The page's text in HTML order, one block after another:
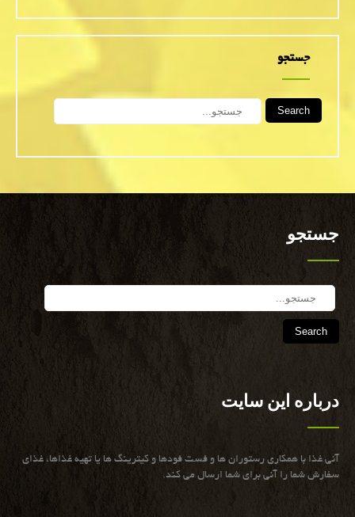
جستجو
Search
جستجو
درباره این سایت
آنی غذا با همكاری رستوران ها و فست فودها و كیترینگ ها یا تهیه غذاها، غذای
سفارش شما را آنی برای شما ارسال می كند.